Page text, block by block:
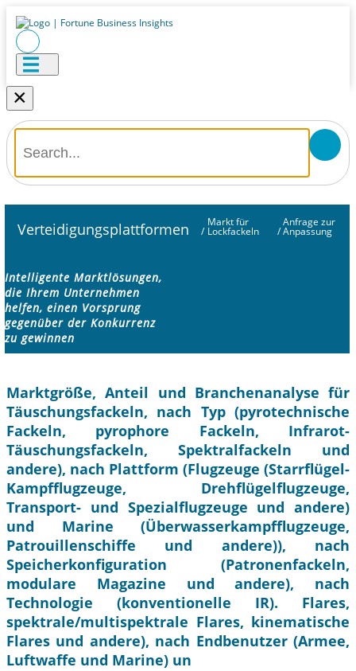
×
Verteidigungsplattformen /
Markt für
Lockfackeln /
Anfrage zur
Anpassung
Intelligente Marktlösungen,
die Ihrem Unternehmen
helfen, einen Vorsprung
gegenüber der Konkurrenz
zu gewinnen
Marktgröße, Anteil und Branchenanalyse für
Täuschungsfackeln, nach Typ (pyrotechnische
Fackeln, pyrophore Fackeln, Infrarot-
Täuschungsfackeln, Spektralfackeln und
andere), nach Plattform (Flugzeuge (Starrflügel-
Kampfflugzeuge, Drehflügelflugzeuge,
Transport- und Spezialflugzeuge und andere)
und Marine (Überwasserkampfflugzeuge,
Patrouillenschiffe und andere)), nach
Speicherkonfiguration (Patronenfackeln,
modulare Magazine und andere), nach
Technologie (konventionelle IR). Flares,
spektrale/multispektrale Flares, kinematische
Flares und andere), nach Endbenutzer (Armee,
Luftwaffe und Marine) un